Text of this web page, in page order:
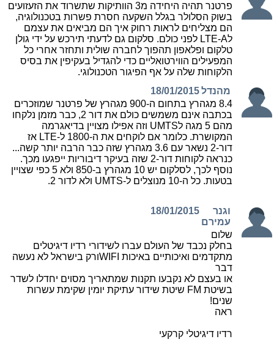
פרטנר תהיה היחידה מ3 הוותיקות שתשרוד את הזעזועים
בשוק הסלולר בגלל השקעה חסרת פשרות בטכנולוגיה,
הם מצליחים לראות רחוק איך הם מביאים את עצמם
לLTE-A לפני כולם. סלקום גם לדעתי תירכש על ידי גולן
טלקום ופלאפון תהפוך לחברה שולית ותחזר אחרי כל
המפעילים הווירטואליים כדי להגדיל בעקיפין את בסיס
הלקוחות שלה על אף הפיגור הטכנולוגי.
מהנדל18/01/2015
8.4 מגהרץ בתחום ה-900 מגהרץ של פרטנר שמוזכרים
בכתבה אינם משמשים כולם את דור 2, כבר מזמן נלקחו
מהם 5 מגה לUMTS וזה אפילו מצויין בדיאגרמה
המקושרת. כלומר אם לוקחים את ה-1800 ל-LTE אז
דור-2 נשאר עם 3.6 מגהרץ שזה כבר הרבה יותר קשה...
כנראה לקוחות דור-2 שזה בעיקר דיבוריות ייפגעו מכך.
נוסף לכך, לסלקום יש 10 מגהרץ ב-850 ולא 5 כפי שצויין
בטעות. כל ה-10 מנוצלים ל-UMTS ולא לדור 2.
וגנר
עמירם
18/01/2015
שלום
בחלק נכבד של העולם עברו לשידורי רדיו דיגיטלים
מתקדמים ואיכותיים באיכות WIFIורק בישראל לא נעשה
דבר
או בעצם לא נקבעו תקנות שמתאריך מסוים יחדלו לשדר
בשיטת FM שיטת שידור עתיקת יומין שקימת עשרות
שנים!
ראה
רדיו דיגיטלי קרקעי